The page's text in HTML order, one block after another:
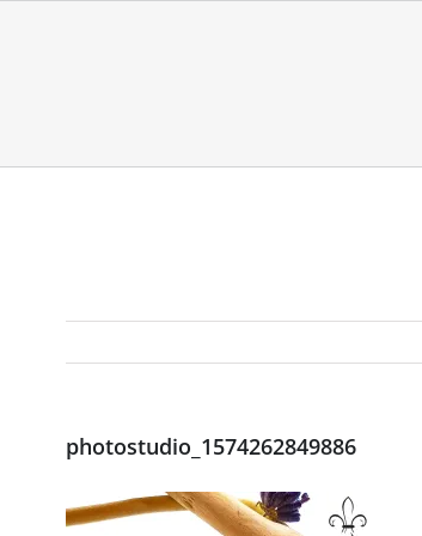
photostudio_1574262849886